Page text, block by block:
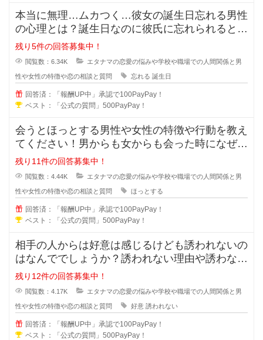
本当に無理…ムカつく…彼女の誕生日忘れる男性
の心理とは？誕生日なのに彼氏に忘れられると悲
しくなってしまいますよね。忘れて
残り5件の回答募集中！
閲覧数：6.34K エタナマの恋愛の悩みや学校や職場での人間関係と男
性や女性の特徴や恋の相談と質問 忘れる 誕生日
回答済：「報酬UP中」承認で100PayPay！
ベスト：「公式の質問」500PayPay！
会うとほっとする男性や女性の特徴や行動を教え
てください！男からも女からも会った時になぜだ
かほっとする女の人や男の人ってい
残り11件の回答募集中！
閲覧数：4.44K エタナマの恋愛の悩みや学校や職場での人間関係と男
性や女性の特徴や恋の相談と質問 ほっとする
回答済：「報酬UP中」承認で100PayPay！
ベスト：「公式の質問」500PayPay！
相手の人からは好意は感じるけども誘われないの
はなんででしょうか？誘われない理由や誘わない
心理を教えてください。女性からは
残り12件の回答募集中！
閲覧数：4.17K エタナマの恋愛の悩みや学校や職場での人間関係と男
性や女性の特徴や恋の相談と質問 好意 誘われない
回答済：「報酬UP中」承認で100PayPay！
ベスト：「公式の質問」500PayPay！